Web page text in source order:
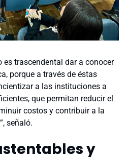
es trascendental dar a conocer
porque a través de éstas
a las instituciones a
que permitan reducir el
costos y contribuir a la
señaló.
y